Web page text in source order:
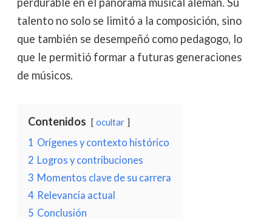
talento no solo se limitó a la composición, sino
que también se desempeñó como pedagogo, lo
que le permitió formar a futuras generaciones
de músicos.
Contenidos ocultar
1 Orígenes y contexto histórico
2 Logros y contribuciones
3 Momentos clave de su carrera
4 Relevancia actual
5 Conclusión